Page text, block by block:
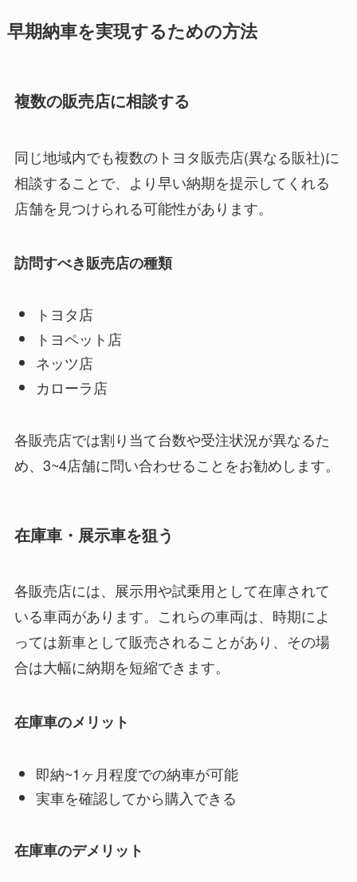
早期納車を実現するための方法
複数の販売店に相談する
同じ地域内でも複数のトヨタ販売店(異なる販社)に
相談することで、より早い納期を提示してくれる
店舗を見つけられる可能性があります。
訪問すべき販売店の種類
トヨタ店
トヨペット店
ネッツ店
カローラ店
各販売店では割り当て台数や受注状況が異なるた
め、3~4店舗に問い合わせることをお勧めします。
在庫車・展示車を狙う
各販売店には、展示用や試乗用として在庫されて
いる車両があります。これらの車両は、時期によ
っては新車として販売されることがあり、その場
合は大幅に納期を短縮できます。
在庫車のメリット
即納~1ヶ月程度での納車が可能
実車を確認してから購入できる
在庫車のデメリット